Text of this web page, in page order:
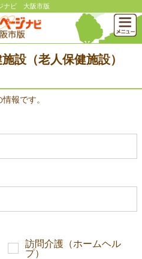
ナビ 大阪市版
設（老人保健施設）
報です。
訪問介護（ホームヘル
プ）